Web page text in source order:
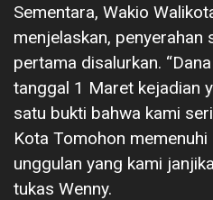
Sementara, Wakio
menjelaskan, penyerahan
pertama disalurkan.
tanggal 1 Maret kejadian
satu bukti bahwa kami
Kota Tomohon
unggulan yang kami
tukas Wenny.